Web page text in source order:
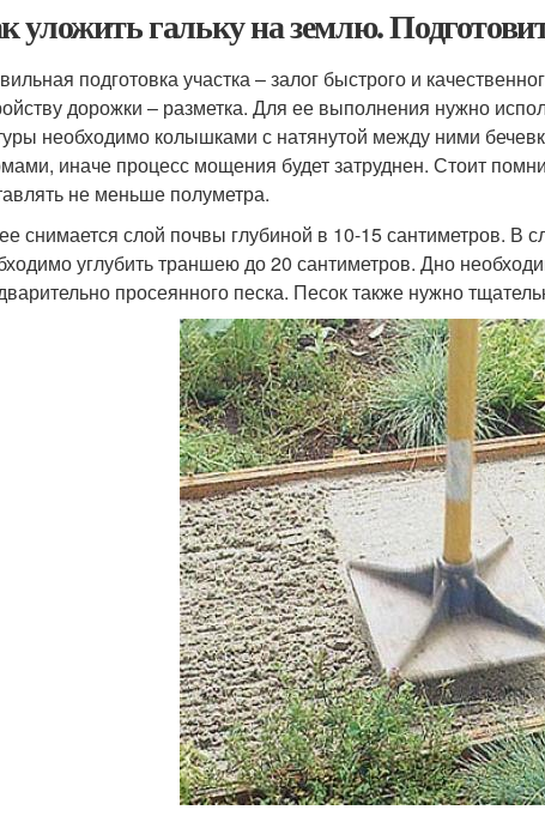
уложить гальку на землю.
подготовка участка – залог быстрого и
дорожки – разметка. Для ее выполнения нужно
необходимо колышками с натянутой между ними
иначе процесс мощения будет затруднен. Стоит
не меньше полуметра.
снимается слой почвы глубиной в 10-15 сантиметров. В
углубить траншею до 20 сантиметров. Дно
просеянного песка. Песок также нужно